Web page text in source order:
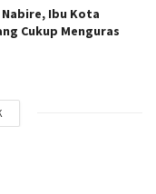
Ibu Kota
Cukup Menguras